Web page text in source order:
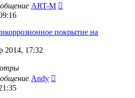
ART-M
покрытие на
2014, 17:32
Andy